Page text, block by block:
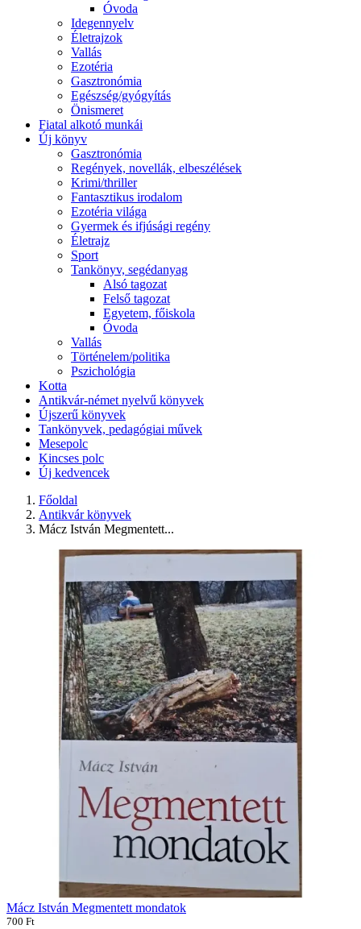
Óvoda
Idegennyelv
Életrajzok
Vallás
Ezotéria
Gasztronómia
Egészség/gyógyítás
Önismeret
Fiatal alkotó munkái
Új könyv
Gasztronómia
Regények, novellák, elbeszélések
Krimi/thriller
Fantasztikus irodalom
Ezotéria világa
Gyermek és ifjúsági regény
Életrajz
Sport
Tankönyv, segédanyag
Alsó tagozat
Felső tagozat
Egyetem, főiskola
Óvoda
Vallás
Történelem/politika
Pszichológia
Kotta
Antikvár-német nyelvű könyvek
Újszerű könyvek
Tankönyvek, pedagógiai művek
Mesepolc
Kincses polc
Új kedvencek
Főoldal
Antikvár könyvek
Mácz István Megmentett...
Mácz István Megmentett mondatok
700 Ft